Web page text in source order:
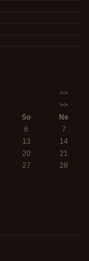
>>
>>
So
Ne
6
7
13
14
20
21
27
28